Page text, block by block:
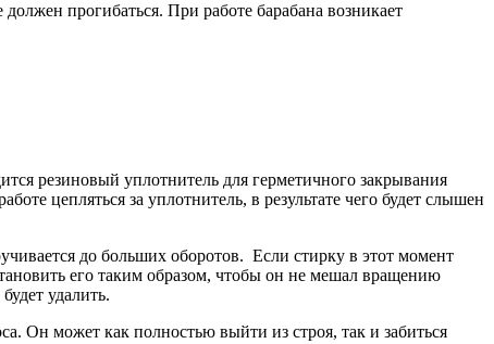
прогибаться. При работе барабана возникает
резиновый уплотнитель для герметичного закрывания
цепляться за уплотнитель, в результате чего будет слышен
до больших оборотов. Если стирку в этот момент
его таким образом, чтобы он не мешал вращению
удалить.
Он может как полностью выйти из строя, так и забиться